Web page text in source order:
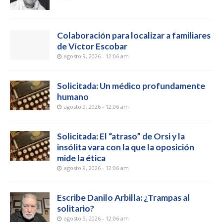
Colaboración para localizar a familiares
de Víctor Escobar
agosto 9, 2026 - 12:06 am
Solicitada: Un médico profundamente
humano
agosto 9, 2026 - 12:06 am
Solicitada: El “atraso” de Orsi y la
insólita vara con la que la oposición
mide la ética
agosto 9, 2026 - 12:06 am
Escribe Danilo Arbilla: ¿Trampas al
solitario?
agosto 9, 2026 - 12:06 am